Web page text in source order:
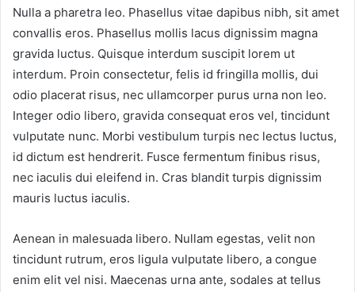
Nulla a pharetra leo. Phasellus vitae dapibus nibh, sit amet
convallis eros. Phasellus mollis lacus dignissim magna
gravida luctus. Quisque interdum suscipit lorem ut
interdum. Proin consectetur, felis id fringilla mollis, dui
odio placerat risus, nec ullamcorper purus urna non leo.
Integer odio libero, gravida consequat eros vel, tincidunt
vulputate nunc. Morbi vestibulum turpis nec lectus luctus,
id dictum est hendrerit. Fusce fermentum finibus risus,
nec iaculis dui eleifend in. Cras blandit turpis dignissim
mauris luctus iaculis.
Aenean in malesuada libero. Nullam egestas, velit non
tincidunt rutrum, eros ligula vulputate libero, a congue
enim elit vel nisi. Maecenas urna ante, sodales at tellus